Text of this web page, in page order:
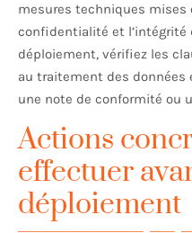
mesures techniques mises
confidentialité et l’intégrité
déploiement, vérifiez les
au traitement des données
une note de conformité ou
Actions
effectuer
déploiement